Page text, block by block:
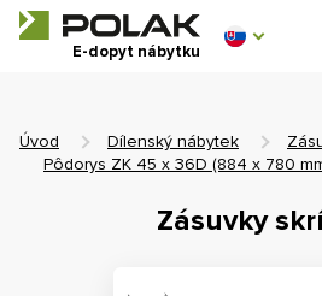
E-dopyt nábytku
Dílenský
Úvod Dílenský nábytek
Pôdorys ZK 45 x 36D (884 x 780
Zásuvky